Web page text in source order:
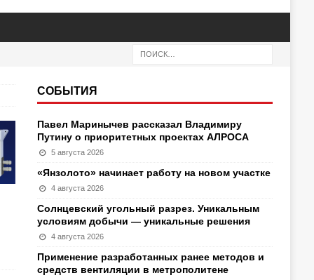
СОБЫТИЯ
Павел Маринычев рассказал Владимиру
Путину о приоритетных проектах АЛРОСА
5 августа 2026
«Янзолото» начинает работу на новом участке
4 августа 2026
Солнцевский угольный разрез. Уникальным
условиям добычи — уникальные решения
4 августа 2026
Применение разработанных ранее методов и
средств вентиляции в метрополитене